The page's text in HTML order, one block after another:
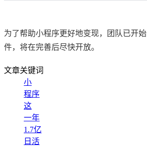
为了帮助小程序更好地变现，团队已开
件，将在完善后尽快开放。
文章关键词
小
程序
这
一年
1.7亿
日活